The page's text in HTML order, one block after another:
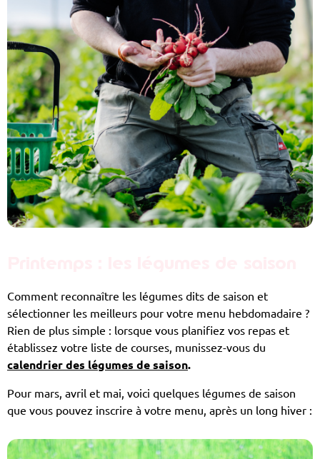
Comment reconnaître les légumes dits de saison et
sélectionner les meilleurs pour votre menu hebdomadaire ?
Rien de plus simple : lorsque vous planifiez vos repas et
établissez votre liste de courses, munissez-vous du
calendrier des légumes de saison.
Pour mars, avril et mai, voici quelques légumes de saison
que vous pouvez inscrire à votre menu, après un long hiver :